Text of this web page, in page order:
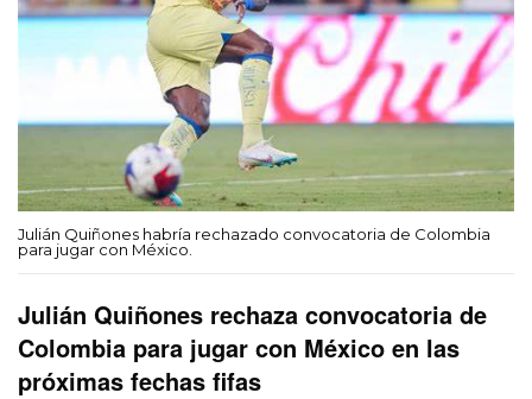
Julián Quiñones habría rechazado convocatoria de Colombia
para jugar con México.
Julián Quiñones rechaza convocatoria de
Colombia para jugar con México en las
próximas fechas fifas